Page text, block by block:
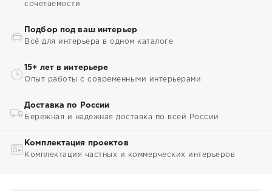
сочетаемости
Подбор под ваш интерьер
Всё для интерьера в одном каталоге
15+ лет в интерьере
Опыт работы с современными интерьерами
Доставка по России
Бережная и надежная доставка по всей России
Комплектация проектов
Комплектация частных и коммерческих интерьеров